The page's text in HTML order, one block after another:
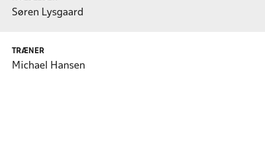
Søren Lysgaard
TRÆNER
Michael Hansen